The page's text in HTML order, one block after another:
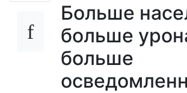
Больше
больше
больше